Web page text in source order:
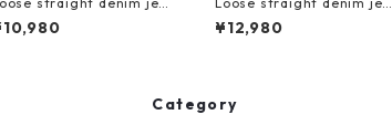
D0209
ns D0183
¥12,980
Category